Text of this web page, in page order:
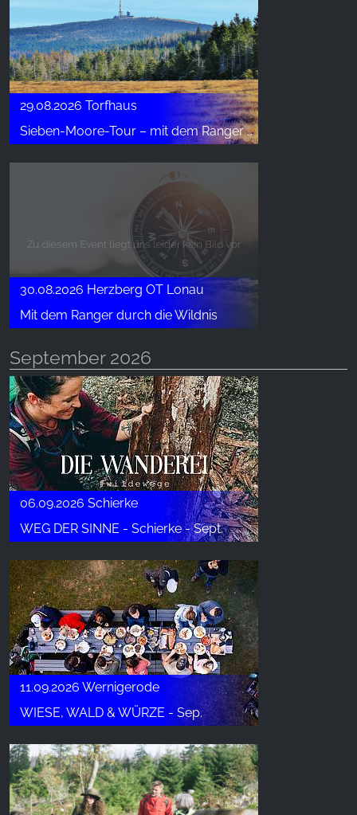
29.08.2026 Torfhaus
Sieben-Moore-Tour – mit dem Ranger unterwegs
30.08.2026 Herzberg OT Lonau
Mit dem Ranger durch die Wildnis
September 2026
06.09.2026 Schierke
WEG DER SINNE - Schierke - Sept.
11.09.2026 Wernigerode
WIESE, WALD & WÜRZE - Sep.